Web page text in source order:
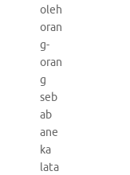
oleh
oran
g-
oran
g
seb
ab
ane
ka
lata